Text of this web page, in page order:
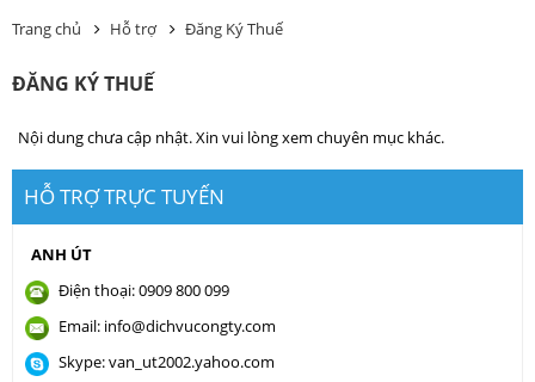
Trang chủ Hỗ trợ Đăng Ký Thuế
ĐĂNG KÝ THUẾ
Nội dung chưa cập nhật. Xin vui lòng xem chuyên mục khác.
HỖ TRỢ TRỰC TUYẾN
ANH ÚT
Điện thoại: 0909 800 099
Email: info@dichvucongty.com
Skype: van_ut2002.yahoo.com